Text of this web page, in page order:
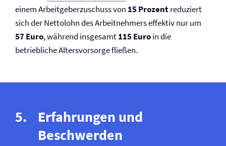
einem Arbeitgeberzuschuss von 15 Prozentreduziert
sich der Nettolohn des Arbeitnehmers effektiv nur um
57 Euro, während insgesamt115 Euroin die
betriebliche Altersvorsorge fließen.
Erfahrungen und
Beschwerden